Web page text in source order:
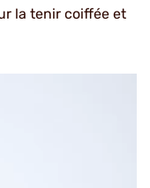
la tenir coiffée et